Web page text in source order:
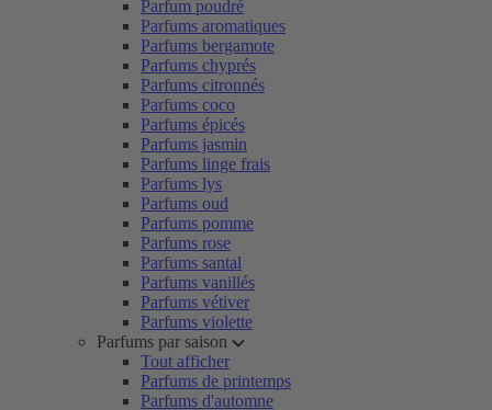
Parfum poudré
Parfums aromatiques
Parfums bergamote
Parfums chyprés
Parfums citronnés
Parfums coco
Parfums épicés
Parfums jasmin
Parfums linge frais
Parfums lys
Parfums oud
Parfums pomme
Parfums rose
Parfums santal
Parfums vanillés
Parfums vétiver
Parfums violette
Parfums par saison
Tout afficher
Parfums de printemps
Parfums d'automne